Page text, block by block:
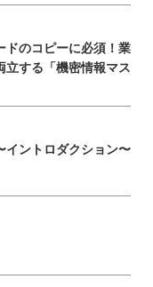
ドのコピーに必須！業
立する「機密情報マス
ントロダクション〜